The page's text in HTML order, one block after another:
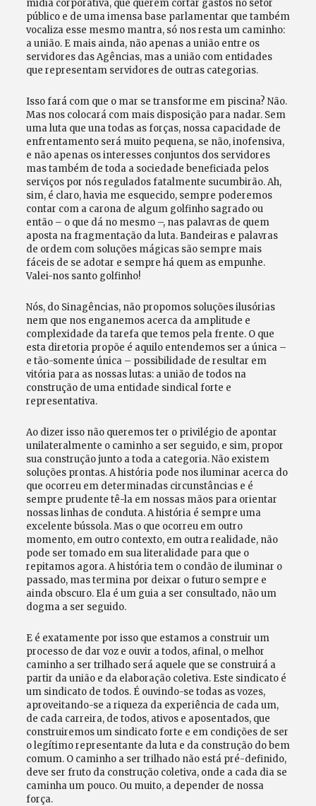
mídia corporativa, que querem cortar gastos no setor
público e de uma imensa base parlamentar que também
vocaliza esse mesmo mantra, só nos resta um caminho:
a união. E mais ainda, não apenas a união entre os
servidores das Agências, mas a união com entidades
que representam servidores de outras categorias.
Isso fará com que o mar se transforme em piscina? Não.
Mas nos colocará com mais disposição para nadar. Sem
uma luta que una todas as forças, nossa capacidade de
enfrentamento será muito pequena, se não, inofensiva,
e não apenas os interesses conjuntos dos servidores
mas também de toda a sociedade beneficiada pelos
serviços por nós regulados fatalmente sucumbirão. Ah,
sim, é claro, havia me esquecido, sempre poderemos
contar com a carona de algum golfinho sagrado ou
então – o que dá no mesmo –, nas palavras de quem
aposta na fragmentação da luta. Bandeiras e palavras
de ordem com soluções mágicas são sempre mais
fáceis de se adotar e sempre há quem as empunhe.
Valei-nos santo golfinho!
Nós, do Sinagências, não propomos soluções ilusórias
nem que nos enganemos acerca da amplitude e
complexidade da tarefa que temos pela frente. O que
esta diretoria propõe é aquilo entendemos ser a única –
e tão-somente única – possibilidade de resultar em
vitória para as nossas lutas: a união de todos na
construção de uma entidade sindical forte e
representativa.
Ao dizer isso não queremos ter o privilégio de apontar
unilateralmente o caminho a ser seguido, e sim, propor
sua construção junto a toda a categoria. Não existem
soluções prontas. A história pode nos iluminar acerca do
que ocorreu em determinadas circunstâncias e é
sempre prudente tê-la em nossas mãos para orientar
nossas linhas de conduta. A história é sempre uma
excelente bússola. Mas o que ocorreu em outro
momento, em outro contexto, em outra realidade, não
pode ser tomado em sua literalidade para que o
repitamos agora. A história tem o condão de iluminar o
passado, mas termina por deixar o futuro sempre e
ainda obscuro. Ela é um guia a ser consultado, não um
dogma a ser seguido.
E é exatamente por isso que estamos a construir um
processo de dar voz e ouvir a todos, afinal, o melhor
caminho a ser trilhado será aquele que se construirá a
partir da união e da elaboração coletiva. Este sindicato é
um sindicato de todos. É ouvindo-se todas as vozes,
aproveitando-se a riqueza da experiência de cada um,
de cada carreira, de todos, ativos e aposentados, que
construiremos um sindicato forte e em condições de ser
o legítimo representante da luta e da construção do bem
comum. O caminho a ser trilhado não está pré-definido,
deve ser fruto da construção coletiva, onde a cada dia se
caminha um pouco. Ou muito, a depender de nossa
força.